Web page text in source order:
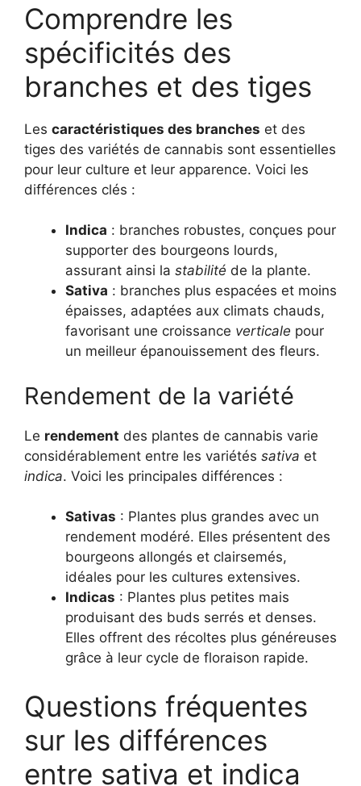
Comprendre les
spécificités des
branches et des tiges
Les caractéristiques des branches et des
tiges des variétés de cannabis sont essentielles
pour leur culture et leur apparence. Voici les
différences clés :
Indica : branches robustes, conçues pour
supporter des bourgeons lourds,
assurant ainsi la stabilité de la plante.
Sativa : branches plus espacées et moins
épaisses, adaptées aux climats chauds,
favorisant une croissance verticale pour
un meilleur épanouissement des fleurs.
Rendement de la variété
Le rendement des plantes de cannabis varie
considérablement entre les variétés sativa et
indica. Voici les principales différences :
Sativas : Plantes plus grandes avec un
rendement modéré. Elles présentent des
bourgeons allongés et clairsemés,
idéales pour les cultures extensives.
Indicas : Plantes plus petites mais
produisant des buds serrés et denses.
Elles offrent des récoltes plus généreuses
grâce à leur cycle de floraison rapide.
Questions fréquentes
sur les différences
entre sativa et indica